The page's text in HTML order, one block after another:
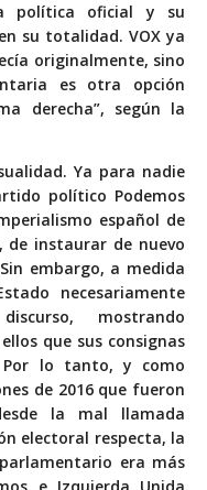
política oficial y su
su totalidad. VOX ya
originalmente, sino
es otra opción
derecha”, según la
Ya para nadie
político Podemos
español de
de instaurar de nuevo
embargo, a medida
necesariamente
mostrando
que sus consignas
Por lo tanto, y como
de 2016 que fueron
la mal llamada
electoral respecta, la
era más